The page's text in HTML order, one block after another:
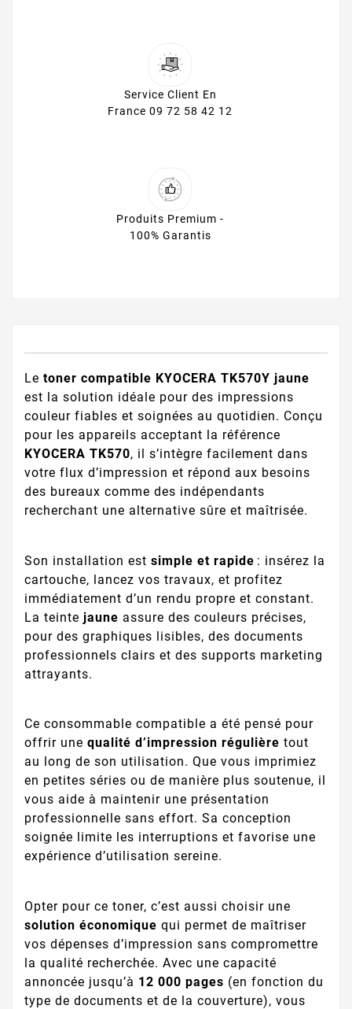
Service Client En
France 09 72 58 42 12
Produits Premium -
100% Garantis
Le toner compatible KYOCERA TK570Y jaune
est la solution idéale pour des impressions
couleur fiables et soignées au quotidien. Conçu
pour les appareils acceptant la référence
KYOCERA TK570, il s’intègre facilement dans
votre flux d’impression et répond aux besoins
des bureaux comme des indépendants
recherchant une alternative sûre et maîtrisée.
Son installation est simple et rapide : insérez la
cartouche, lancez vos travaux, et profitez
immédiatement d’un rendu propre et constant.
La teinte jaune assure des couleurs précises,
pour des graphiques lisibles, des documents
professionnels clairs et des supports marketing
attrayants.
Ce consommable compatible a été pensé pour
offrir une qualité d’impression régulière tout
au long de son utilisation. Que vous imprimiez
en petites séries ou de manière plus soutenue, il
vous aide à maintenir une présentation
professionnelle sans effort. Sa conception
soignée limite les interruptions et favorise une
expérience d’utilisation sereine.
Opter pour ce toner, c’est aussi choisir une
solution économique qui permet de maîtriser
vos dépenses d’impression sans compromettre
la qualité recherchée. Avec une capacité
annoncée jusqu’à 12 000 pages (en fonction du
type de documents et de la couverture), vous